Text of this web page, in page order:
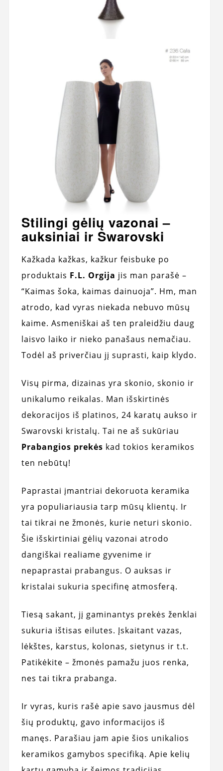
Stilingi gėlių vazonai –
auksiniai ir Swarovski
Kažkada kažkas, kažkur feisbuke po
produktais F.L. Orgija jis man parašė –
“Kaimas šoka, kaimas dainuoja”. Hm, man
atrodo, kad vyras niekada nebuvo mūsų
kaime. Asmeniškai aš ten praleidžiu daug
laisvo laiko ir nieko panašaus nemačiau.
Todėl aš priverčiau jį suprasti, kaip klydo.
Visų pirma, dizainas yra skonio, skonio ir
unikalumo reikalas. Man išskirtinės
dekoracijos iš platinos, 24 karatų aukso ir
Swarovski kristalų. Tai ne aš sukūriau
Prabangios prekės kad tokios keramikos
ten nebūtų!
Paprastai įmantriai dekoruota keramika
yra populiariausia tarp mūsų klientų. Ir
tai tikrai ne žmonės, kurie neturi skonio.
Šie išskirtiniai gėlių vazonai atrodo
dangiškai realiame gyvenime ir
nepaprastai prabangus. O auksas ir
kristalai sukuria specifinę atmosferą.
Tiesą sakant, jį gaminantys prekės ženklai
sukuria ištisas eilutes. Įskaitant vazas,
lėkštes, karstus, kolonas, sietynus ir t.t.
Patikėkite – žmonės pamažu juos renka,
nes tai tikra prabanga.
Ir vyras, kuris rašė apie savo jausmus dėl
šių produktų, gavo informacijos iš
manęs. Parašiau jam apie šios unikalios
keramikos gamybos specifiką. Apie kelių